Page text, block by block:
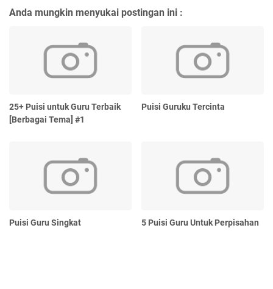
Anda mungkin menyukai postingan ini :
25+ Puisi untuk Guru Terbaik
[Berbagai Tema] #1
Puisi Guruku Tercinta
Puisi Guru Singkat 5 Puisi Guru Untuk Perpisahan